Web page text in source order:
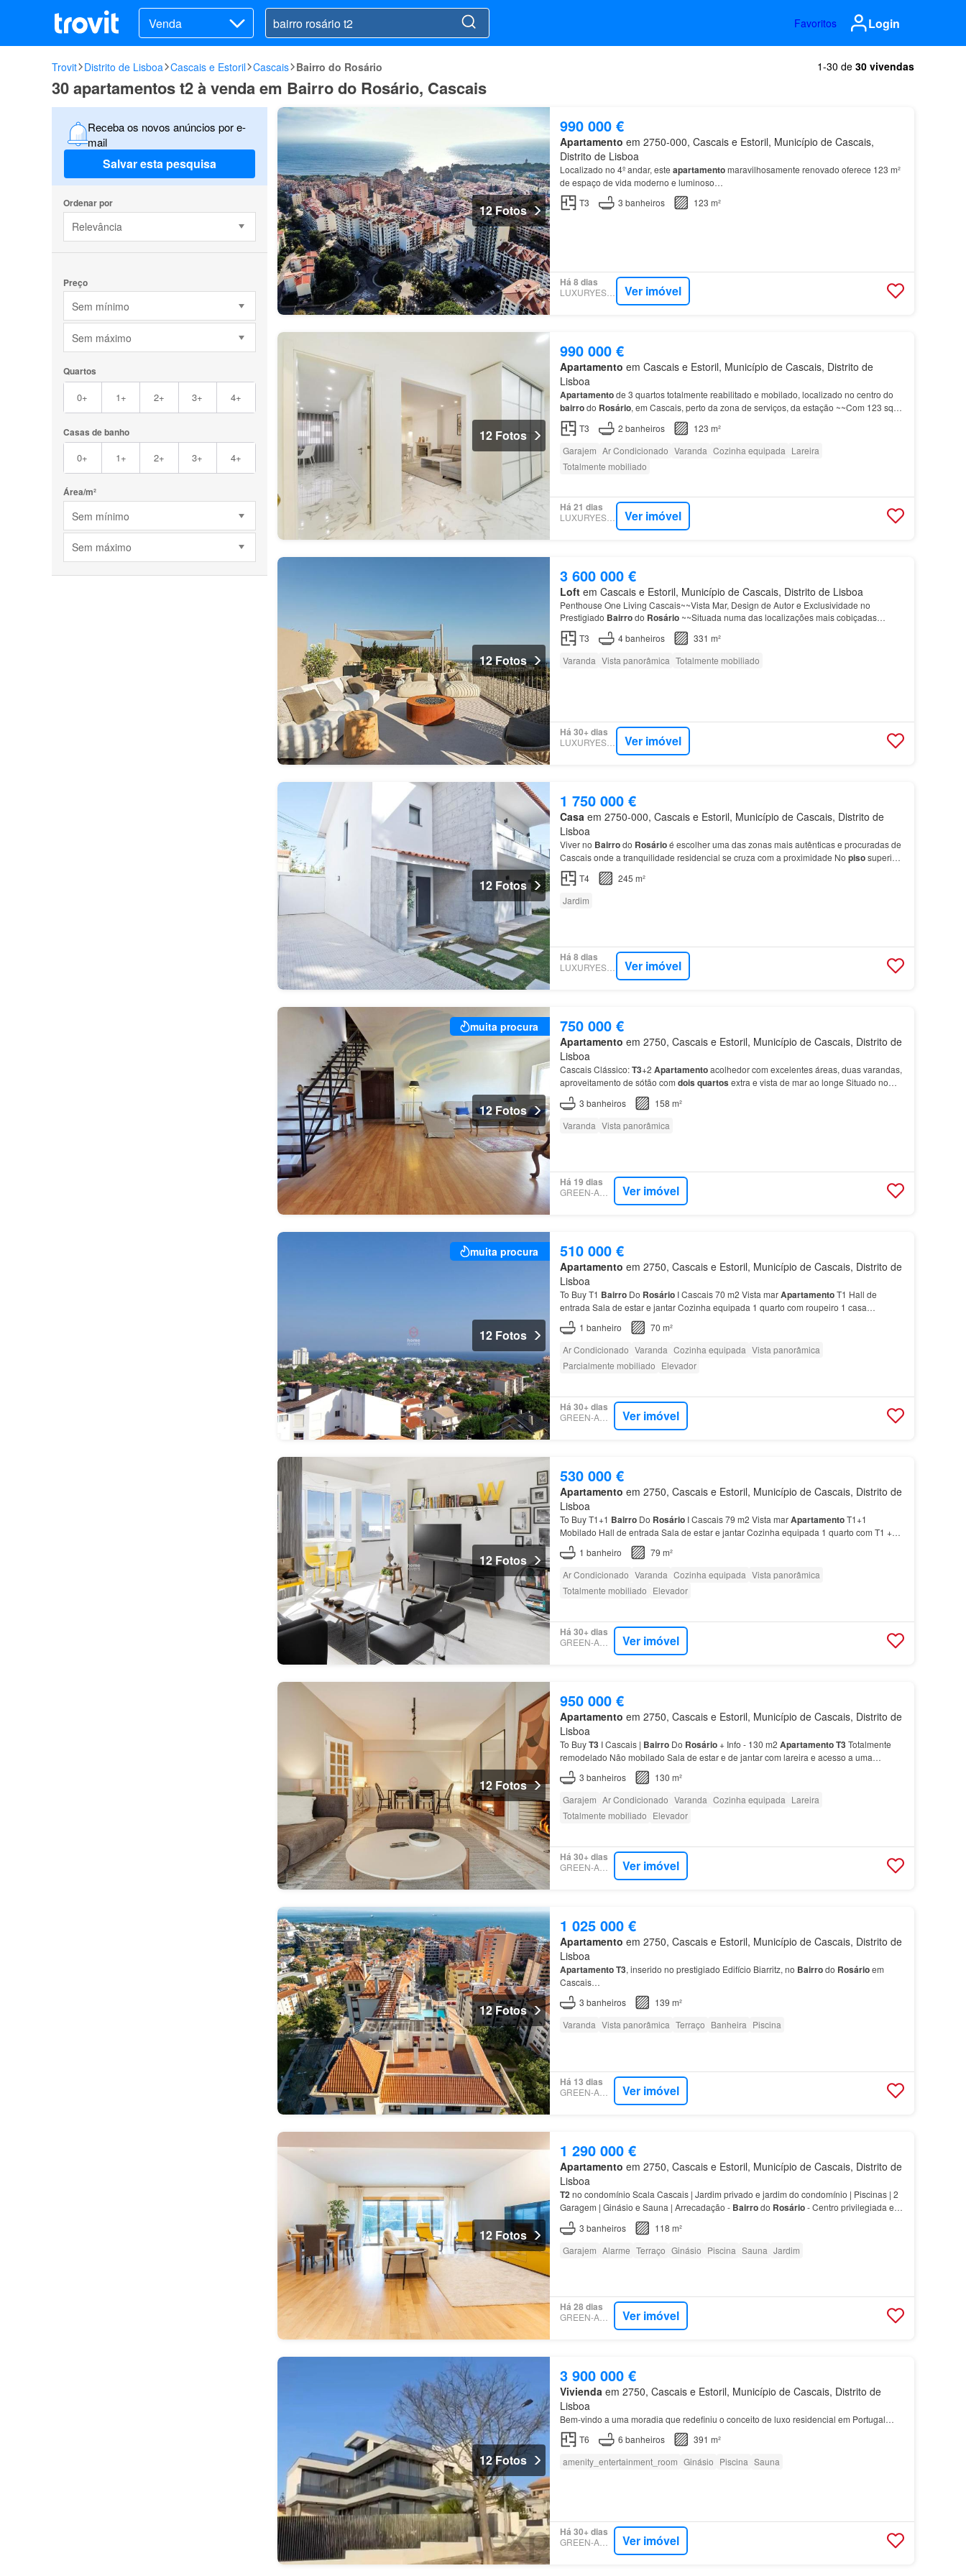
Venda Favoritos Login
Trovit Distrito de Lisboa Cascais e Estoril Cascais Bairro do Rosário 1-30 de 30 vivendas
30 apartamentos t2 à venda em Bairro do Rosário, Cascais
Receba os novos anúncios por e-
mail
Salvar esta pesquisa
Ordenar por
Relevância
Preço
Sem mínimo
Sem máximo
Quartos
0+ 1+ 2+ 3+ 4+
Casas de banho
0+ 1+ 2+ 3+ 4+
Área/m²
Sem mínimo
Sem máximo
12 Fotos
990 000 €
Apartamento em 2750-000, Cascais e Estoril, Município de Cascais,
Distrito de Lisboa
Localizado no 4º andar, este apartamentomaravilhosamente renovado oferece 123 m²
de espaço de vida moderno e luminoso…
T3
3 banheiros 123 m²
Há 8 dias
LUXURYESTATE Ver imóvel
12 Fotos
990 000 €
Apartamento em Cascais e Estoril, Município de Cascais, Distrito de
Lisboa
Apartamentode 3 quartos totalmente reabilitado e mobilado, localizado no centro do
bairrodo Rosário, em Cascais, perto da zona de serviços, da estação ~~Com 123 sqm
de Área Bruta Privada, o
apartamento
T3 2 banheiros
123 m²
Garajem Ar Condicionado Varanda Cozinha equipada Lareira
Totalmente mobiliado
Há 21 dias
LUXURYESTATE Ver imóvel
12 Fotos
3 600 000 €
Loftem Cascais e Estoril, Município de Cascais, Distrito de Lisboa
Penthouse One Living Cascais~~Vista Mar, Design de Autor e Exclusividade no
Prestigiado Bairrodo Rosário~~Situada numa das localizações mais cobiçadas
~~Distribuição do Imóvel:~~
PisoPrincipal:~…
T3 4banheiros
331 m²
Varanda Vista panorâmica Totalmente mobiliado
Há 30+ dias
LUXURYESTATE Ver imóvel
12 Fotos
1 750 000 €
Casa em 2750-000, Cascais e Estoril, Município de Cascais, Distrito de
Lisboa
Viver no Bairrodo Rosárioé escolher uma das zonas mais autênticas e procuradas de
Cascais onde a tranquilidade residencial se cruza com a proximidade No pisosuperior,
três amplas suítes garantem privacidade e conforto, com…
T4
245 m²
Jardim
Há 8 dias
LUXURYESTATE Ver imóvel
muita procura
12 Fotos
750 000 €
Apartamento em 2750, Cascais e Estoril, Município de Cascais, Distrito de
Lisboa
Cascais Clássico:T3+2 Apartamentoacolhedor com excelentes áreas, duas varandas,
aproveitamento de sótão com dois quartos extra e vista de mar ao longe Situado no
prestigiado
doRosário
3 banheiros
158 m²
Varanda Vista panorâmica
Há 19 dias
GREEN-ACRES Ver imóvel
muita procura
12 Fotos
510 000 €
Apartamento em 2750, Cascais e Estoril, Município de Cascais, Distrito de
Lisboa
To Buy T1 BairroDo RosárioI Cascais 70 m2 Vista marApartamentoT1 Hall de
entrada Sala de estar e jantar Cozinha equipada 1 quarto com roupeiro 1 casa
localizado no
Bairrodo
1 banheiro
70 m²
Ar Condicionado Varanda Cozinha equipada Vista panorâmica
Parcialmente mobiliado Elevador
Há 30+ dias
GREEN-ACRES Ver imóvel
12 Fotos
530 000 €
Apartamento em 2750, Cascais e Estoril, Município de Cascais, Distrito de
Lisboa
To Buy T1+1 BairroDo RosárioI Cascais 79 m2 Vista marApartamentoT1+1
Mobilado Hall de entrada Sala de estar e jantar Cozinha equipada 1 quarto com T1 +1
mobilado, localizado no
1 banheiro
79 m²
Ar Condicionado Varanda Cozinha equipada Vista panorâmica
Totalmente mobiliado Elevador
Há 30+ dias
GREEN-ACRES Ver imóvel
12 Fotos
950 000 €
Apartamento em 2750, Cascais e Estoril, Município de Cascais, Distrito de
Lisboa
To BuyT3I Cascais | BairroDo Rosário+ Info - 130 m2 ApartamentoT3Totalmente
remodelado Não mobilado Sala de estar e de jantar com lareira e acesso a uma
varanda Cozinha totalmente equipada
3 banheiros
130 m²
Garajem Ar Condicionado Varanda Cozinha equipada Lareira
Totalmente mobiliado Elevador
Há 30+ dias
GREEN-ACRES Ver imóvel
12 Fotos
1 025 000 €
Apartamento em 2750, Cascais e Estoril, Município de Cascais, Distrito de
Lisboa
ApartamentoT3, inserido no prestigiado Edifício Biarritz, no Bairrodo Rosárioem
Cascais…
3 banheiros
139 m²
Varanda Vista panorâmica Terraço Banheira Piscina
Há 13 dias
GREEN-ACRES Ver imóvel
12 Fotos
1 290 000 €
Apartamento em 2750, Cascais e Estoril, Município de Cascais, Distrito de
Lisboa
T2no condomínio Scala Cascais | Jardim privado e jardim do condomínio | Piscinas | 2
Garagem | Ginásio e Sauna | Arrecadação - Bairrodo Rosário- Centro privilegiada e
muita luz natural…
3 banheiros
118 m²
Garajem Alarme Terraço Ginásio Piscina Sauna Jardim
Há 28 dias
GREEN-ACRES Ver imóvel
12 Fotos
3 900 000 €
Vivienda em 2750, Cascais e Estoril, Município de Cascais, Distrito de
Lisboa
Bem-vindo a uma moradia que redefiniu o conceito de luxo residencial em Portugal…
T6
6 banheiros
391 m²
amenity_entertainment_room Ginásio Piscina Sauna
Há 30+ dias
GREEN-ACRES Ver imóvel